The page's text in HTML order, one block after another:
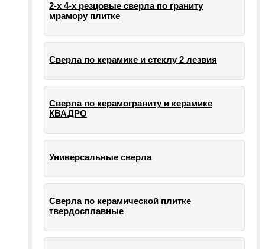
2-х 4-х резцовые сверла по граниту
мрамору плитке
Сверла по керамике и стеклу 2 лезвия
Сверла по керамограниту и керамике
КВАДРО
Универсальные сверла
Сверла по керамической плитке
твердосплавные